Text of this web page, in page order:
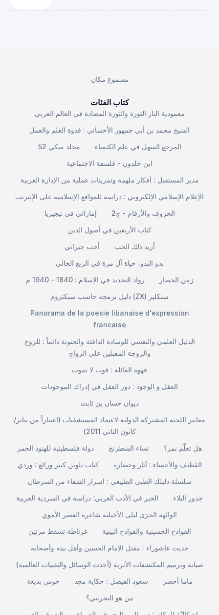
مسموع مكان
كتاب الفئات
معمودية النار الثورة والثورة المضادة في العالم العربي
الشيخ محمد بن أبي جمهور الأحسائي : قدوة العلم والعمل
مجلد ميكي 52
المرجع السهل في علم الكيمياء
ابن خلدون - فلسفة الاجتماعية
مدير المستقبل : أفكار ملهمة وتمرينات عملية من الإدارة الغربية
الإعلام الإسلامي الإلكتروني : دراسة للمواقع الإسلامية على الإنترنت
إماراتي في نيجيريا
الحروف والأرقام - ج2
كتاب الأربعين في أصول الدين
أحب جيراني
أريد ذلك الحب
بدو البدو، حياة آل مرة في الربع الخالي
رواد التجديد في الإسلام : 1840 – 1940 م
زمن الحصار
دليل برمجة حاسب سبكتروم (ZX) سنكلير
Panorama de la poesie libanaise d'expression
francaise
الدليل العلمي والنفسي للوسادة الدافئة والحنونة دائماً : للزوج
والزوجة المقبلين على الزواج
قهوة العائلة : قوت لا تموت
العقل و الوجود : دور العقل في إدراك الموجودات
ديوان حسان بن ثابت
معايير اللجنة المشتركة الدولية لاعتماد المستشفيات (اعتباراً من يناير/
كانون الثاني 2011)
دولة فلسطينية للهنود الحمر
نساء الشطرنج
هل تعلّم نمر؟
كتاب تلوين كبير ورائع : وردي
القطيف والأحساء : آثار وحضارة
سلسلة دليلك الطبي الطبيعي : اسرار الشفاء من السرطان
الخبر في الأدب العربي؛ دراسة في السردية العربية
جذور البلاء
الوالهة الحرَى ليلى الأخيلية شاعرة العصر الأموي
غرناطة تسقط مرتين
الفوادح الحسينية والقوادح البينية
حديث عاشوراء : مقتل الإمام الحسين وأهل بيته وأصحابه
صيانة وترميم المكتشفات الأثرية (أحدث الوسائل والتقنيات العالمية)
حوش بديعة
سعود الفيصل : حكاية مجد
ماما أخضر
من هو البحريني؟